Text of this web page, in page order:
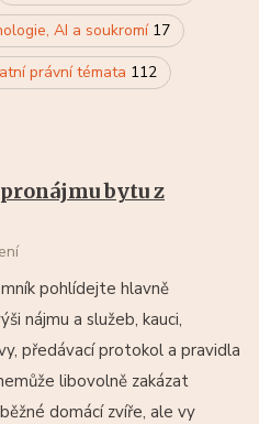
AI a soukromí 17
právní témata 112
bytu z
pohlídejte hlavně
nájmu a služeb, kauci,
předávací protokol a pravidla
libovolně zakázat
domácí zvíře, ale vy